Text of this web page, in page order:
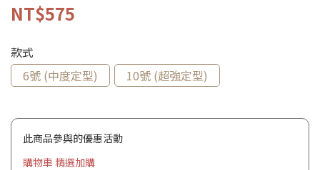
NT$575
款式
6號 (中度定型)
10號 (超強定型)
此商品參與的優惠活動
購物車 精選加購